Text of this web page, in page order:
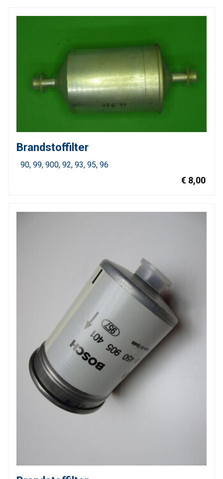
Brandstoffilter
90 99 900 92 93 95 96
€ 8,00